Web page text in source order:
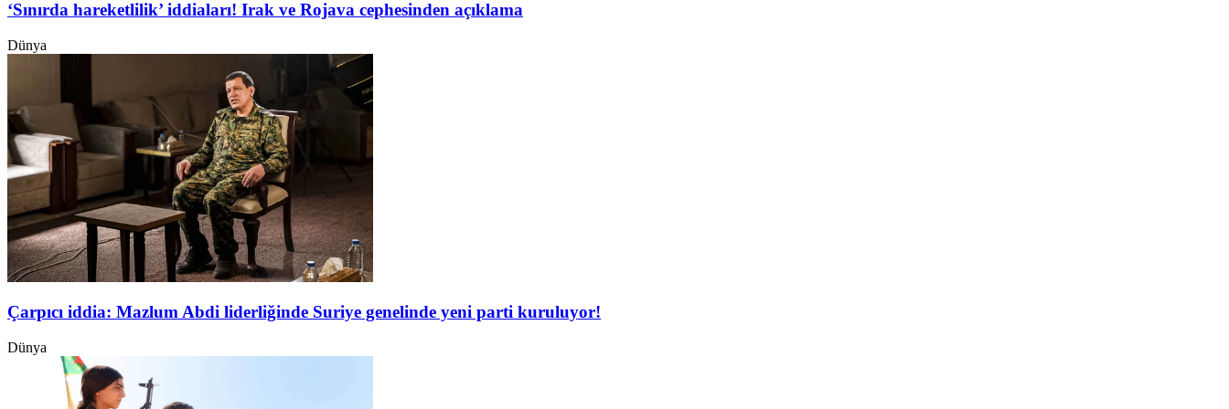
‘Sınırda hareketlilik’ iddiaları! Irak ve Rojava cephesinden açıklama
Dünya
Çarpıcı iddia: Mazlum Abdi liderliğinde Suriye genelinde yeni parti kuruluyor!
Dünya